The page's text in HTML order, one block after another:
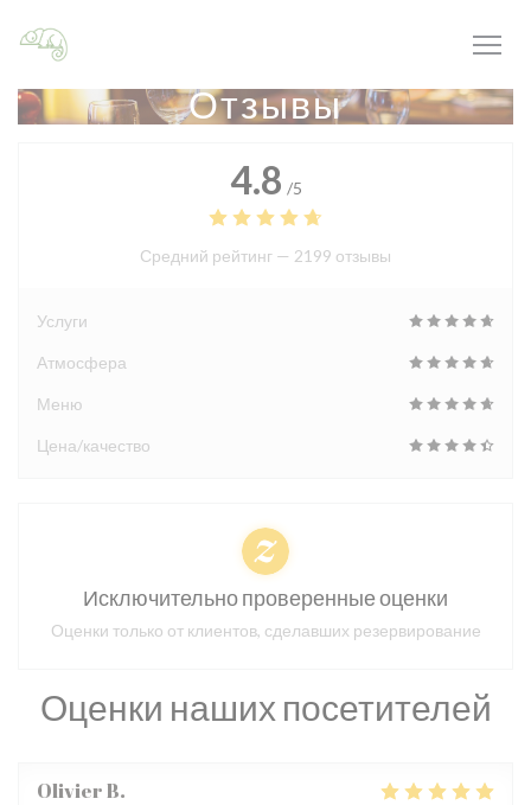
Отзывы
Оценки наших посетителей
OlivierB
4.8 /5
Средний рейтинг — 2199 отзывы
Услуги
Атмосфера
Меню
Цена/качество
Исключительно проверенные оценки
Оценки только от клиентов, сделавших резервирование